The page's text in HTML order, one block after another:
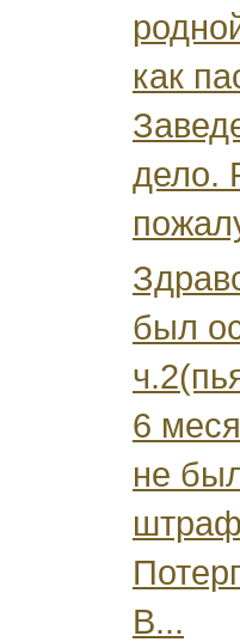
как
дело.
был
6
не
В...